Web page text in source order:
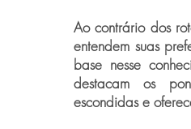
Ao contrário dos
entendem suas
base nesse
destacam os
escondidas e